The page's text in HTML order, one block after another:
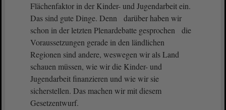
Flächenfaktor in der Kinder- und Jugendarbeit ein.
Das sind gute Dinge. Denn darüber haben wir
schon in der letzten Plenardebatte gesprochen die
Voraussetzungen gerade in den ländlichen
Regionen sind andere, weswegen wir als Land
schauen müssen, wie wir die Kinder- und
Jugendarbeit finanzieren und wie wir sie
sicherstellen. Das machen wir mit diesem
Gesetzentwurf.